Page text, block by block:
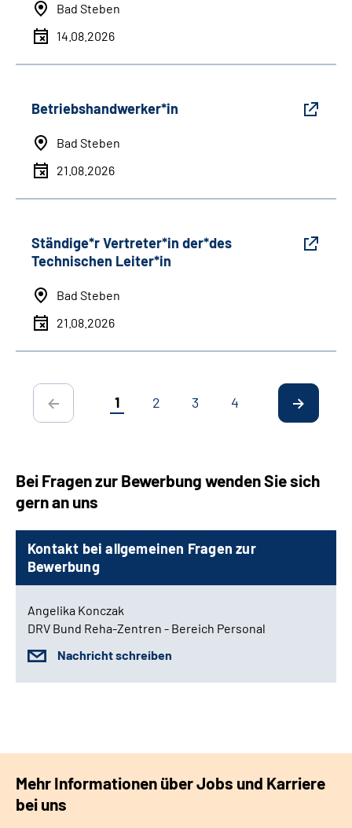
Bad Steben
14.08.2026
Betriebshandwerker*in
Bad Steben
21.08.2026
Ständige*r Vertreter*in der*des
Technischen Leiter*in
Bad Steben
21.08.2026
1 2 3 4
Bei Fragen zur Bewerbung wenden Sie sich
gern an uns
Kontakt bei allgemeinen Fragen zur
Bewerbung
Angelika Konczak
DRV Bund Reha-Zentren - Bereich Personal
Nachricht schreiben
Mehr Informationen über Jobs und Karriere
bei uns